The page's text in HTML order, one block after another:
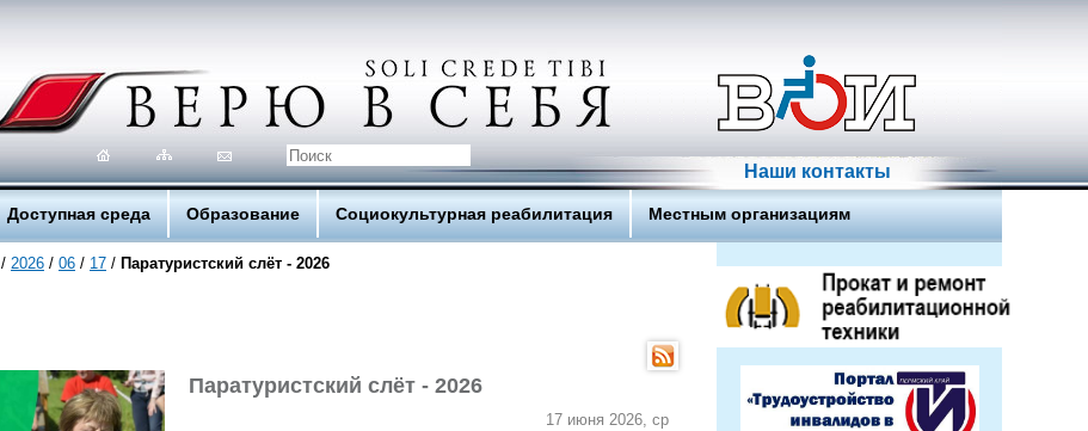
Наши контакты
Доступная среда Образование Социокультурная реабилитация Местным организациям
/ 2026 / 06 / 17 / Паратуристский слёт - 2026
Паратуристский слёт - 2026
17 июня 2026, ср